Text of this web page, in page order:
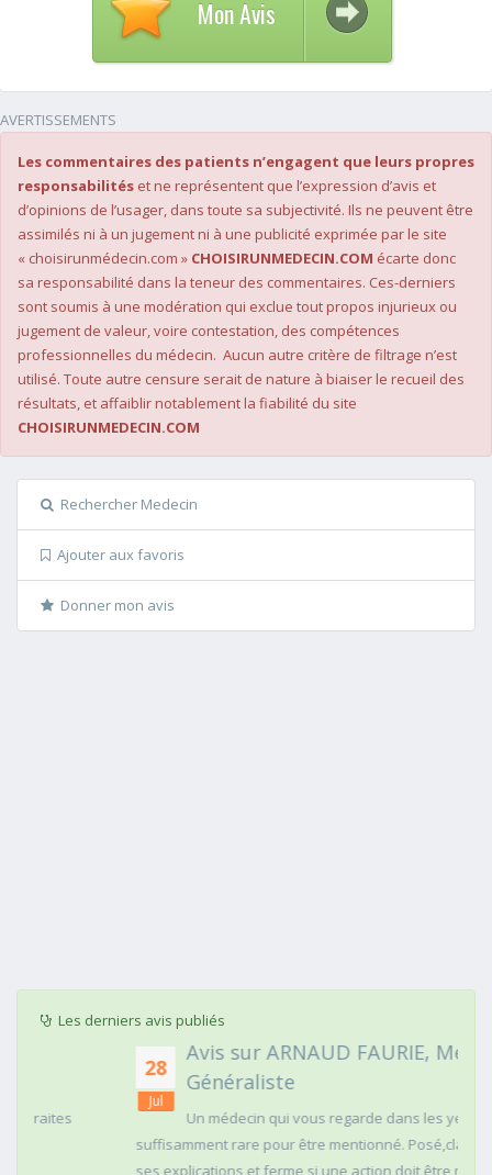
Mon Avis
AVERTISSEMENTS
Les commentaires des patients n’engagent que leurs propres
responsabilités et ne représentent que l’expression d’avis et
d’opinions de l’usager, dans toute sa subjectivité. Ils ne peuvent être
assimilés ni à un jugement ni à une publicité exprimée par le site
« choisirunmédecin.com » CHOISIRUNMEDECIN.COM écarte donc
sa responsabilité dans la teneur des commentaires. Ces-derniers
sont soumis à une modération qui exclue tout propos injurieux ou
jugement de valeur, voire contestation, des compétences
professionnelles du médecin. Aucun autre critère de filtrage n’est
utilisé. Toute autre censure serait de nature à biaiser le recueil des
résultats, et affaiblir notablement la fiabilité du site
CHOISIRUNMEDECIN.COM
Rechercher Medecin
Ajouter aux favoris
Donner mon avis
Les derniers avis publiés
Avis sur ARNAUD FAURIE, Médecin
Généraliste
Un médecin qui vous regarde dans les yeux c'est
suffisamment rare pour être mentionné. Posé,clair dans
ses explications et ferme si une action doit être menée